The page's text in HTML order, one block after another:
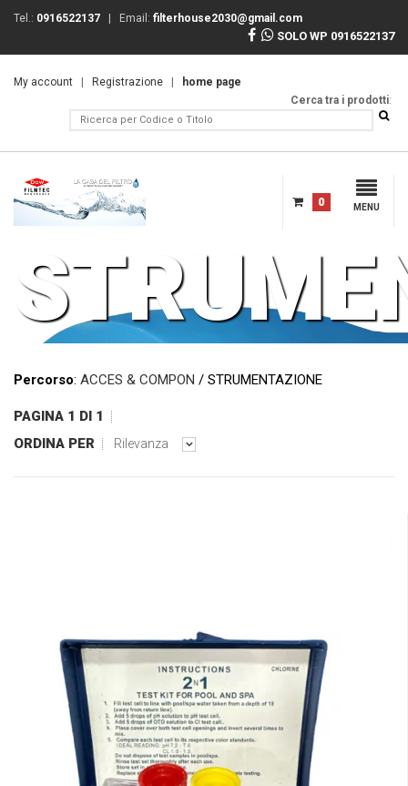
Tel.: 0916522137 | Email: filterhouse2030@gmail.com
SOLO WP 0916522137
My account Registrazione
home page
Cerca tra i prodotti:
MENU
0
Percorso: ACCES & COMPON / STRUMENTAZIONE
PAGINA 1 DI 1
ORDINA PER
Rilevanza